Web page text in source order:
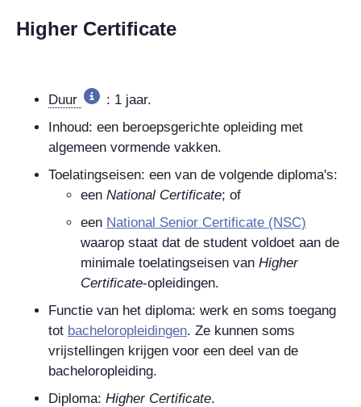
Higher Certificate
Duur
: 1 jaar.
Inhoud: een beroepsgerichte opleiding met
algemeen vormende vakken.
Toelatingseisen: een van de volgende diploma's:
een National Certificate; of
een National Senior Certificate (NSC)
waarop staat dat de student voldoet aan de
minimale toelatingseisen van Higher
Certificate-opleidingen.
Functie van het diploma: werk en soms toegang
tot bacheloropleidingen. Ze kunnen soms
vrijstellingen krijgen voor een deel van de
bacheloropleiding.
Diploma: Higher Certificate.